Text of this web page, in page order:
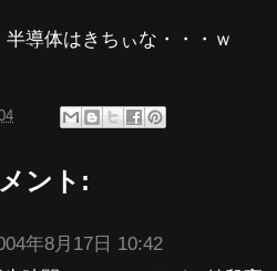
半導体はきちぃな・・・ｗ
ント:
年8月17日 10:42